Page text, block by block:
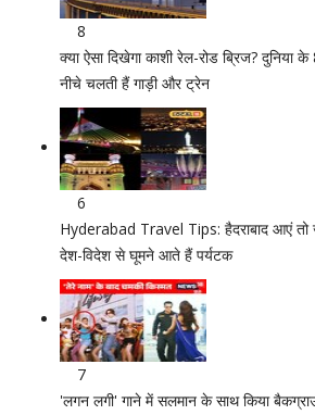
8
क्या ऐसा दिखेगा काशी रेल-रोड ब्रिज?
नीचे चलती हैं गाड़ी और ट्रेन
6
Hyderabad Travel Tips: हैदराबाद आएं
देश-विदेश से घूमने आते हैं पर्यटक
7
'लगन लगी' गाने में सलमान के साथ किया